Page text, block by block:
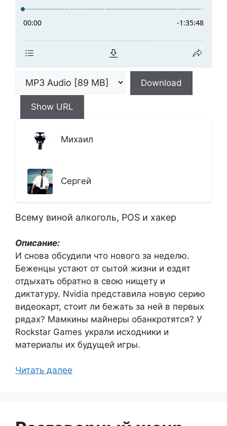
Download
Show URL
Михаил
Сергей
Всему виной алкоголь, POS и хакер
Описание:
И снова обсудили что нового за неделю.
Беженцы устают от сытой жизни и ездят
отдыхать обратно в свою нищету и
диктатуру. Nvidia представила новую серию
видеокарт, стоит ли бежать за ней в первых
рядах? Мамкины майнеры обанкротятся? У
Rockstar Games украли исходники и
материалы их будущей игры.
Читать далее